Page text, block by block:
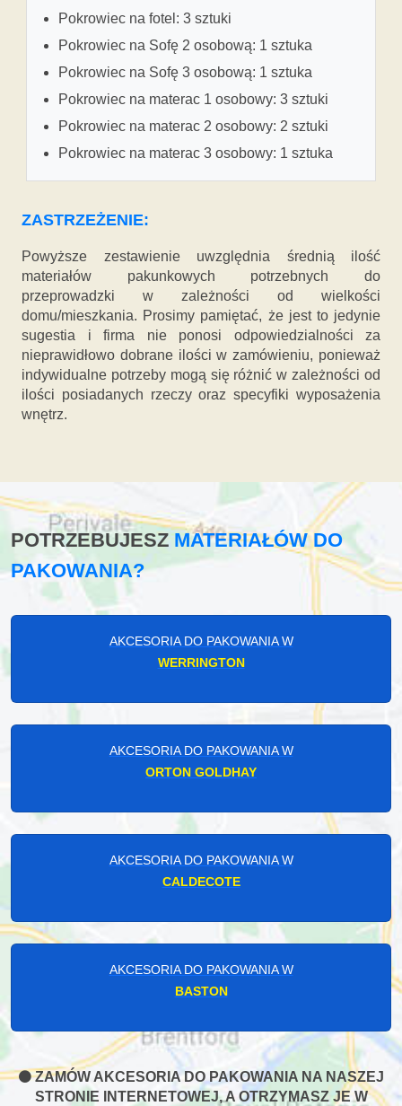
Pokrowiec na fotel: 3 sztuki
Pokrowiec na Sofę 2 osobową: 1 sztuka
Pokrowiec na Sofę 3 osobową: 1 sztuka
Pokrowiec na materac 1 osobowy: 3 sztuki
Pokrowiec na materac 2 osobowy: 2 sztuki
Pokrowiec na materac 3 osobowy: 1 sztuka
ZASTRZEŻENIE:
Powyższe zestawienie uwzględnia średnią ilość
materiałów pakunkowych potrzebnych do
przeprowadzki w zależności od wielkości
domu/mieszkania. Prosimy pamiętać, że jest to jedynie
sugestia i firma nie ponosi odpowiedzialności za
nieprawidłowo dobrane ilości w zamówieniu, ponieważ
indywidualne potrzeby mogą się różnić w zależności od
ilości posiadanych rzeczy oraz specyfiki wyposażenia
wnętrz.
POTRZEBUJESZMATERIAŁÓW DO
PAKOWANIA?
AKCESORIA DO PAKOWANIA W
WERRINGTON
AKCESORIA DO PAKOWANIA W
ORTON GOLDHAY
AKCESORIA DO PAKOWANIA W
CALDECOTE
AKCESORIA DO PAKOWANIA W
BASTON
ZAMÓW AKCESORIA DO PAKOWANIA NA NASZEJ
STRONIE INTERNETOWEJ, A OTRZYMASZ JE W